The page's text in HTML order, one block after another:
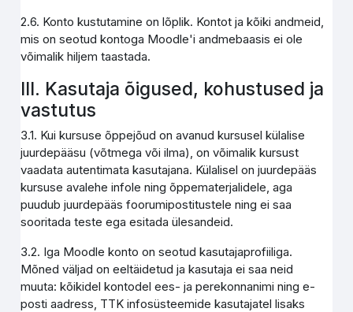
2.6. Konto kustutamine on lõplik. Kontot ja kõiki andmeid,
mis on seotud kontoga Moodle'i andmebaasis ei ole
võimalik hiljem taastada.
III. Kasutaja õigused, kohustused ja
vastutus
3.1. Kui kursuse õppejõud on avanud kursusel külalise
juurdepääsu (võtmega või ilma), on võimalik kursust
vaadata autentimata kasutajana. Külalisel on juurdepääs
kursuse avalehe infole ning õppematerjalidele, aga
puudub juurdepääs foorumipostitustele ning ei saa
sooritada teste ega esitada ülesandeid.
3.2. Iga Moodle konto on seotud kasutajaprofiiliga.
Mõned väljad on eeltäidetud ja kasutaja ei saa neid
muuta: kõikidel kontodel ees- ja perekonnanimi ning e-
posti aadress, TTK infosüsteemide kasutajatel lisaks